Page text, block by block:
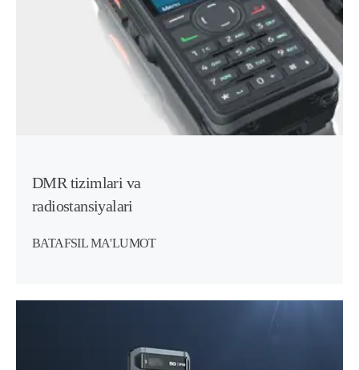
DMR tizimlari va
radiostansiyalari
BATAFSIL MA'LUMOT